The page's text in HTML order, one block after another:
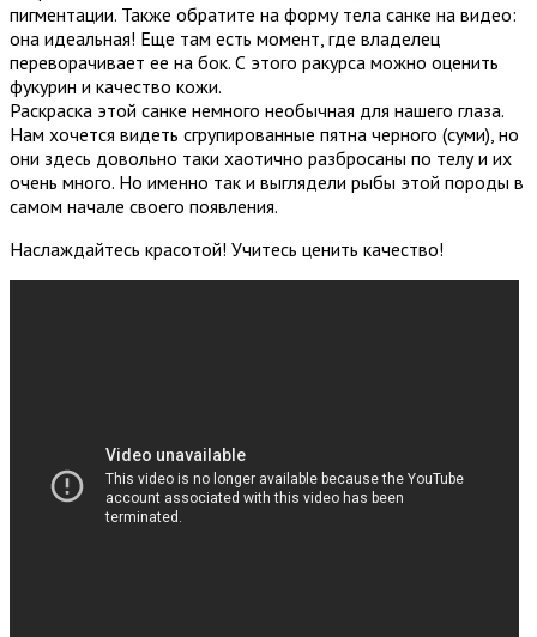
пигментации. Также обратите на форму тела санке на видео:
она идеальная! Еще там есть момент, где владелец
переворачивает ее на бок. С этого ракурса можно оценить
фукурин и качество кожи.
Раскраска этой санке немного необычная для нашего глаза.
Нам хочется видеть сгрупированные пятна черного (суми), но
они здесь довольно таки хаотично разбросаны по телу и их
очень много. Но именно так и выглядели рыбы этой породы в
самом начале своего появления.
Наслаждайтесь красотой! Учитесь ценить качество!